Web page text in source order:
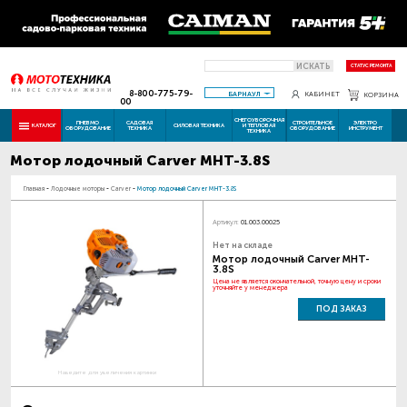
ИСКАТЬ СТАТУС РЕМОНТА
8-800-775-79-
00
БАРНАУЛ КАБИНЕТ КОРЗИНА
КАТАЛОГ ПНЕВМО
ОБОРУДОВАНИЕ
САДОВАЯ
ТЕХНИКА СИЛОВАЯ ТЕХНИКА
СНЕГОУБОРОЧНАЯ
И ТЕПЛОВАЯ
ТЕХНИКА
СТРОИТЕЛЬНОЕ
ОБОРУДОВАНИЕ
ЭЛЕКТРО
ИНСТРУМЕНТ
Мотор лодочный Carver MHT-3.8S
Главная - Лодочные моторы - Carver - Мотор лодочный Carver MHT-3.8S
Наведите для увеличения картинки
Артикул: 01.003.00025
Нет на складе
Мотор лодочный Carver MHT-
3.8S
Цена не является окончательной, точную цену и сроки
уточняйте у менеджера
ПОД ЗАКАЗ